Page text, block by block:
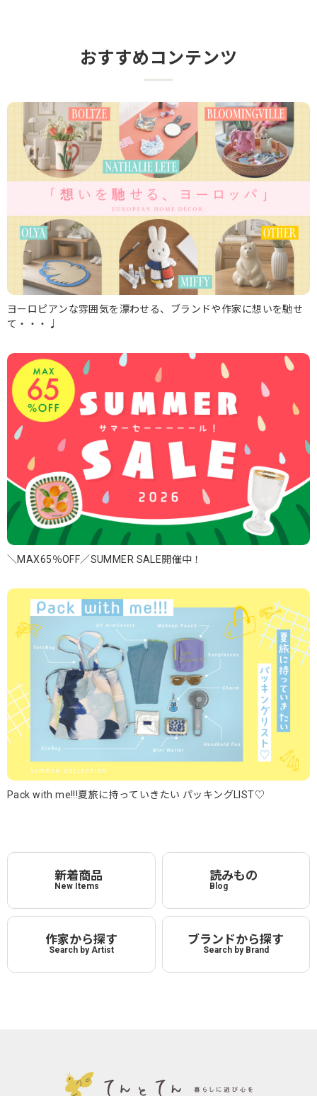
おすすめコンテンツ
ヨーロピアンな雰囲気を漂わせる、ブランドや作家に想いを馳せ
て・・・♩
＼MAX65％OFF／SUMMER SALE開催中！
Pack with me!!!夏旅に持っていきたい パッキングLIST♡
新着商品
New Items
読みもの
Blog
作家から探す
Search by Artist
ブランドから探す
Search by Brand